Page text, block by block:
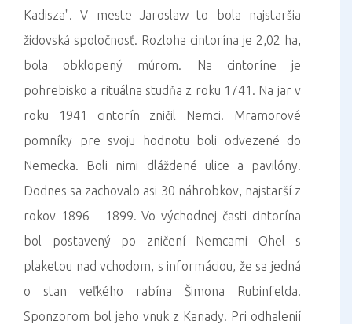
Kadisza". V meste Jaroslaw to bola najstaršia
židovská spoločnosť. Rozloha cintorína je 2,02 ha,
bola obklopený múrom. Na cintoríne je
pohrebisko a rituálna studňa z roku 1741. Na jar v
roku 1941 cintorín zničil Nemci. Mramorové
pomníky pre svoju hodnotu boli odvezené do
Nemecka. Boli nimi dláždené ulice a pavilóny.
Dodnes sa zachovalo asi 30 náhrobkov, najstarší z
rokov 1896 - 1899. Vo východnej časti cintorína
bol postavený po zničení Nemcami Ohel s
plaketou nad vchodom, s informáciou, že sa jedná
o stan veľkého rabína Šimona Rubinfelda.
Sponzorom bol jeho vnuk z Kanady. Pri odhalenií